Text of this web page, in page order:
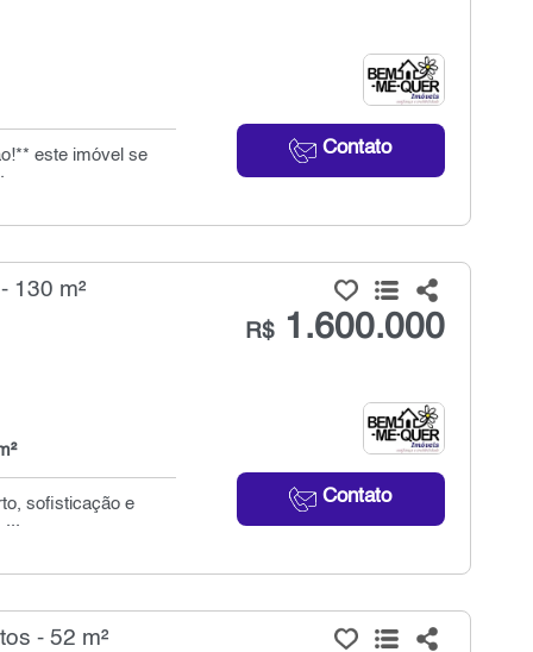
Contato
este imóvel se
130 m²
R$1.600.000
Contato
sofisticação e
...
- 52 m²